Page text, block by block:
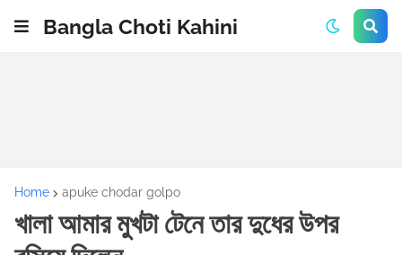
Bangla Choti Kahini
Home apuke chodar golpo
খালা আমার মুখটা টেনে তার দুধের উপর